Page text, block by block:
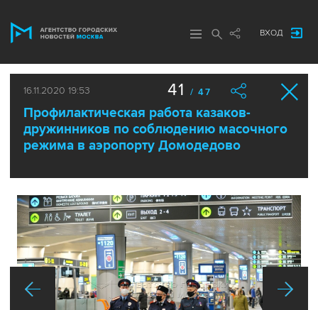
ВХОД
16.11.2020 19:53
Профилактическая работа казаков-
дружинников по соблюдению масочного
режима в аэропорту Домодедово
41 / 47